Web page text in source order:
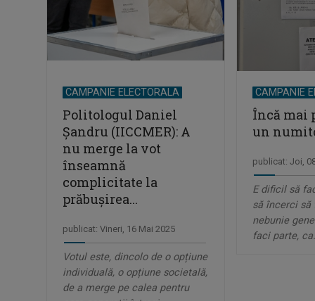
CAMPANIE ELECTORALA
Politologul Daniel
Șandru (IICCMER): A
nu merge la vot
înseamnă
complicitate la
prăbușirea...
publicat: Vineri, 16 Mai 2025
Votul este, dincolo de o opțiune
individuală, o opțiune societală,
de a merge pe calea pentru
CAMPANIE
Încă mai
un
publicat: Joi,
E dificil să
să încerci să
nebunie
faci parte,